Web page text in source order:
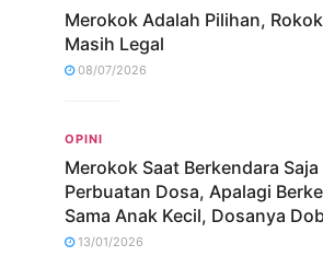
Merokok Adalah Pilihan, Rokok
Masih Legal
08/07/2026
OPINI
Merokok Saat Berkendara Saja
Perbuatan Dosa, Apalagi
Sama Anak Kecil, Dosanya
13/01/2026